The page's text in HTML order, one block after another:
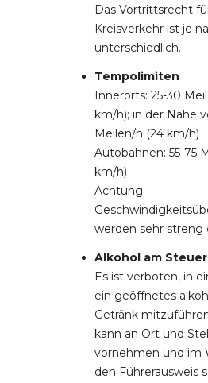
Das Vortrittsrecht
Kreisverkehr ist je
unterschiedlich.
Tempolimiten
Innerorts: 25-30
km/h); in der Nähe
Meilen/h (24 km/h)
Autobahnen: 55-75
km/h)
Achtung:
werden sehr streng
Alkohol am Steuer
Es ist verboten, in
ein geöffnetes
Getränk
kann an Ort und
vornehmen und im
den Führerausweis